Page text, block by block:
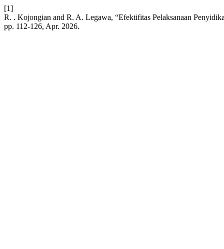
[1]
R. . Kojongian and R. A. Legawa, “Efektifitas Pelaksanaan
pp. 112-126, Apr. 2026.